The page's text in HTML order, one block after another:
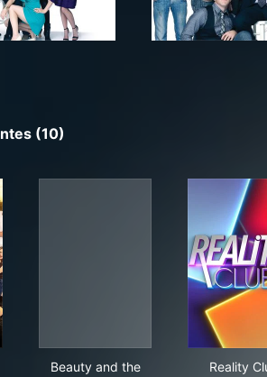
(10)
Beauty and the
Reality